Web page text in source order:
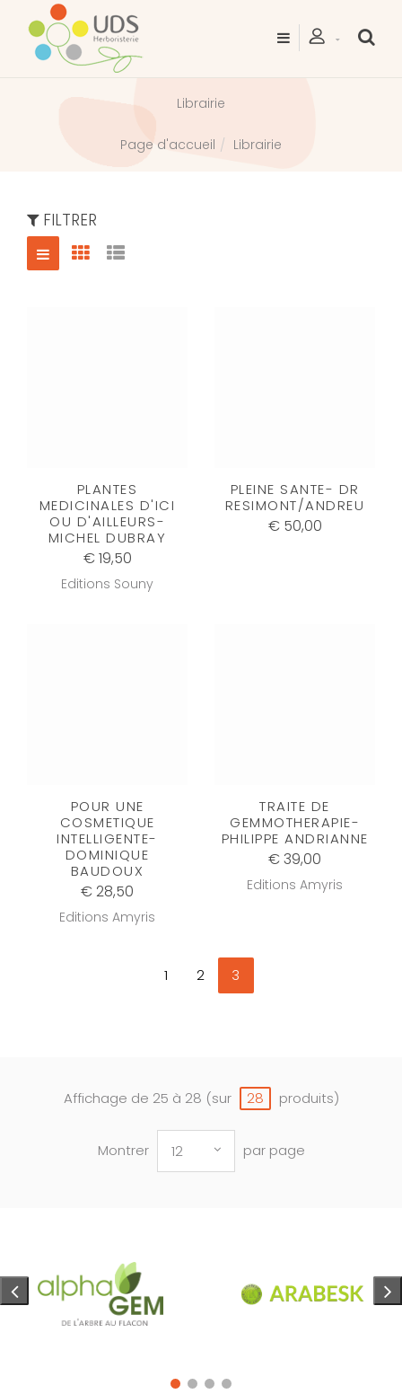
Librairie
Page d'accueil Librairie
FILTRER
PLANTES
MEDICINALES D'ICI
OU D'AILLEURS-
MICHEL DUBRAY
€ 19,50
Editions Souny
PLEINE SANTE- DR
RESIMONT/ANDREU
€ 50,00
POUR UNE
COSMETIQUE
INTELLIGENTE-
DOMINIQUE
BAUDOUX
€ 28,50
Editions Amyris
TRAITE DE
GEMMOTHERAPIE-
PHILIPPE ANDRIANNE
€ 39,00
Editions Amyris
1 2 3
Affichage de 25 à 28 (sur 28 produits)
Montrer 12 par page